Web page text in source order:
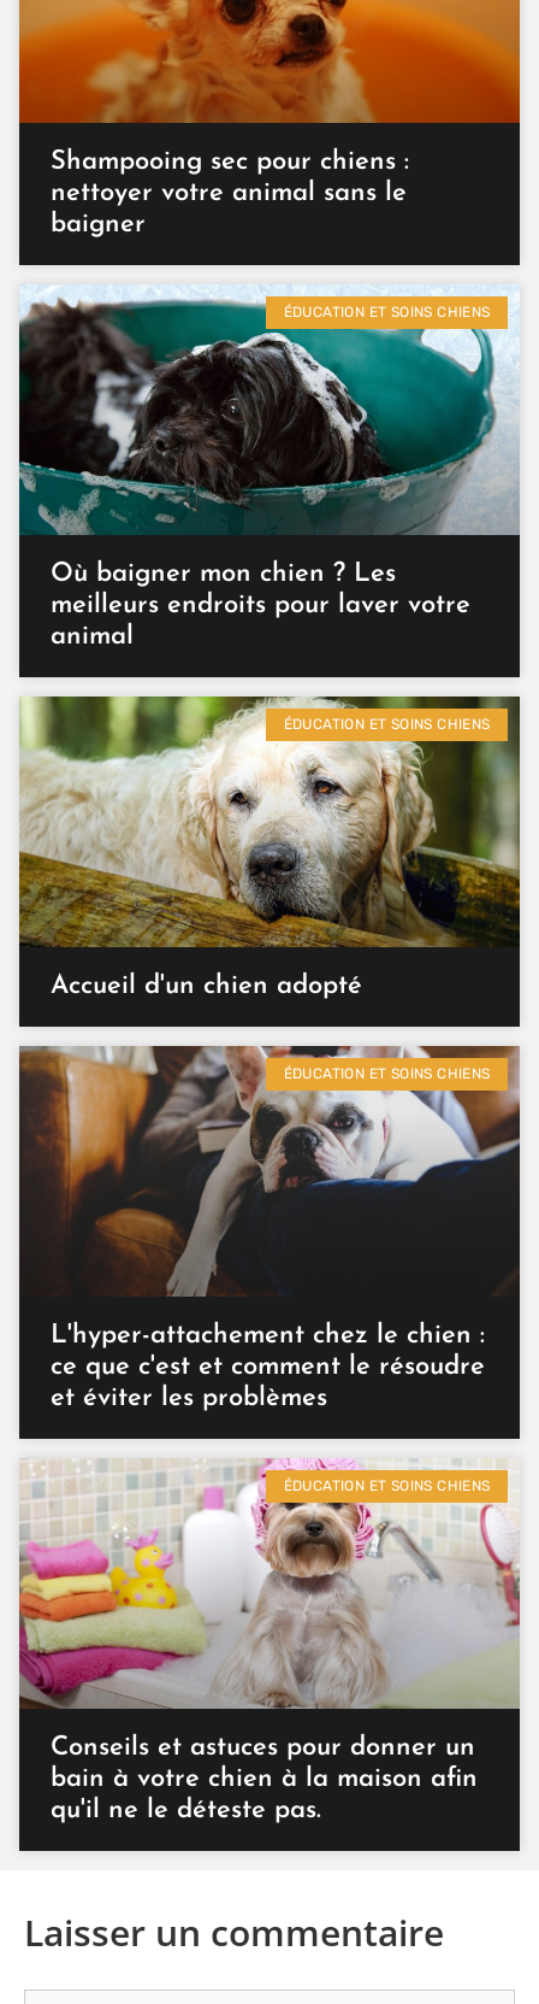
Shampooing sec pour chiens :
nettoyer votre animal sans le
baigner
ÉDUCATION ET SOINS CHIENS
Où baigner mon chien ? Les
meilleurs endroits pour laver votre
animal
ÉDUCATION ET SOINS CHIENS
Accueil d'un chien adopté
ÉDUCATION ET SOINS CHIENS
L'hyper-attachement chez le chien :
ce que c'est et comment le résoudre
et éviter les problèmes
ÉDUCATION ET SOINS CHIENS
Conseils et astuces pour donner un
bain à votre chien à la maison afin
qu'il ne le déteste pas.
Laisser un commentaire